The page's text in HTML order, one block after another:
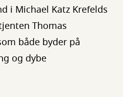
i Michael Katz Krefelds
Thomas
både byder på
og dybe